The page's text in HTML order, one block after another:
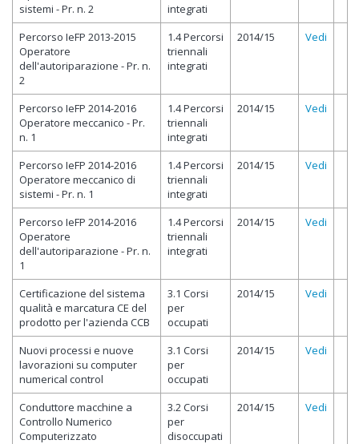
sistemi - Pr. n. 2
integrati
Percorso IeFP 2013-2015
Operatore
dell'autoriparazione - Pr. n.
2
1.4 Percorsi
triennali
integrati
2014/15 Vedi
Percorso IeFP 2014-2016
Operatore meccanico - Pr.
n. 1
1.4 Percorsi
triennali
integrati
2014/15 Vedi
Percorso IeFP 2014-2016
Operatore meccanico di
sistemi - Pr. n. 1
1.4 Percorsi
triennali
integrati
2014/15 Vedi
Percorso IeFP 2014-2016
Operatore
dell'autoriparazione - Pr. n.
1
1.4 Percorsi
triennali
integrati
2014/15 Vedi
Certificazione del sistema
qualità e marcatura CE del
prodotto per l'azienda CCB
3.1 Corsi
per
occupati
2014/15 Vedi
Nuovi processi e nuove
lavorazioni su computer
numerical control
3.1 Corsi
per
occupati
2014/15 Vedi
Conduttore macchine a
Controllo Numerico
Computerizzato
3.2 Corsi
per
disoccupati
2014/15 Vedi